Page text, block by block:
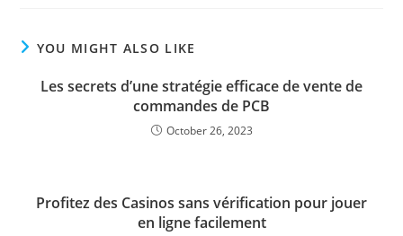
YOU MIGHT ALSO LIKE
Les secrets d’une stratégie efficace de vente de
commandes de PCB
October 26, 2023
Profitez des Casinos sans vérification pour jouer
en ligne facilement